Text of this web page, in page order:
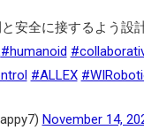
安全に接するよう設
#humanoid
#ALLEX
November 14,